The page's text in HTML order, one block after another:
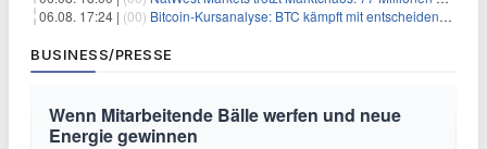
06.08. 17:24 | (00) Bitcoin-Kursanalyse: BTC kämpft mit entscheidender $65K-Hürde, während sich ein Liquidationscluster aufbaut
BUSINESS/PRESSE
Wenn Mitarbeitende Bälle werfen und neue
Energie gewinnen